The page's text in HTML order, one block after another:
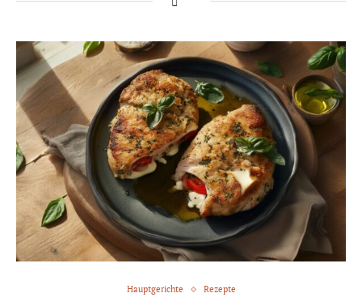
Hauptgerichte Rezepte